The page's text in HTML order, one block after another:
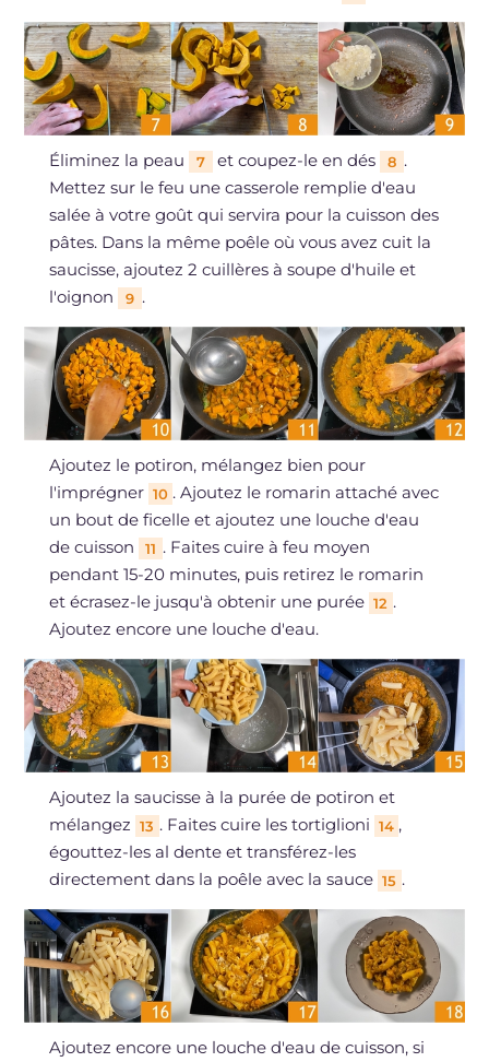
Éliminez la peau 7 et coupez-le en dés 8 .
Mettez sur le feu une casserole remplie d'eau
salée à votre goût qui servira pour la cuisson des
pâtes. Dans la même poêle où vous avez cuit la
saucisse, ajoutez 2 cuillères à soupe d'huile et
l'oignon
9 .
Ajoutez le potiron, mélangez bien pour
l'imprégner 10 . Ajoutez le romarin attaché avec
un bout de ficelle et ajoutez une louche d'eau
de cuisson
11 . Faites cuire à feu moyen
pendant 15-20 minutes, puis retirez le romarin
et écrasez-le jusqu'à obtenir une purée 12 .
Ajoutez encore une louche d'eau.
Ajoutez la saucisse à la purée de potiron et
mélangez 13 . Faites cuire les tortiglioni 14 ,
égouttez-les al dente et transférez-les
directement dans la poêle avec la sauce 15 .
Ajoutez encore une louche d'eau de cuisson, si